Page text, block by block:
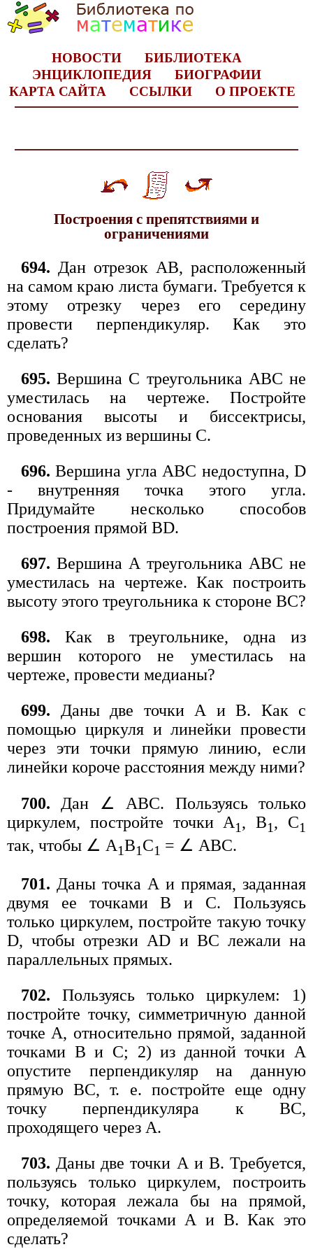
НОВОСТИ
БИБЛИОТЕКА
ЭНЦИКЛОПЕДИЯ
БИОГРАФИИ
КАРТА САЙТА
ССЫЛКИ О ПРОЕКТЕ
Построения с препятствиями и
ограничениями
694. Дан отрезок АВ, расположенный
на самом краю листа бумаги. Требуется к
этому отрезку через его середину
провести перпендикуляр. Как это
сделать?
695. Вершина С треугольника ABC не
уместилась на чертеже. Постройте
основания высоты и биссектрисы,
проведенных из вершины С.
696. Вершина угла ABC недоступна, D
- внутренняя точка этого угла.
Придумайте несколько способов
построения прямой BD.
697. Вершина А треугольника ABC не
уместилась на чертеже. Как построить
высоту этого треугольника к стороне ВС?
698. Как в треугольнике, одна из
вершин которого не уместилась на
чертеже, провести медианы?
699. Даны две точки А и В. Как с
помощью циркуля и линейки провести
через эти точки прямую линию, если
линейки короче расстояния между ними?
700. Дан ∠ АВС. Пользуясь только
циркулем, постройте точки А1, В1, С1
так, чтобы ∠ А1В1С1 = ∠ АВС.
701. Даны точка А и прямая, заданная
двумя ее точками В и С. Пользуясь
только циркулем, постройте такую точку
D, чтобы отрезки AD и ВС лежали на
параллельных прямых.
702. Пользуясь только циркулем: 1)
постройте точку, симметричную данной
точке А, относительно прямой, заданной
точками В и С; 2) из данной точки А
опустите перпендикуляр на данную
прямую ВС, т. е. постройте еще одну
точку перпендикуляра к ВС,
проходящего через А.
703. Даны две точки А и В. Требуется,
пользуясь только циркулем, построить
точку, которая лежала бы на прямой,
определяемой точками А и В. Как это
сделать?